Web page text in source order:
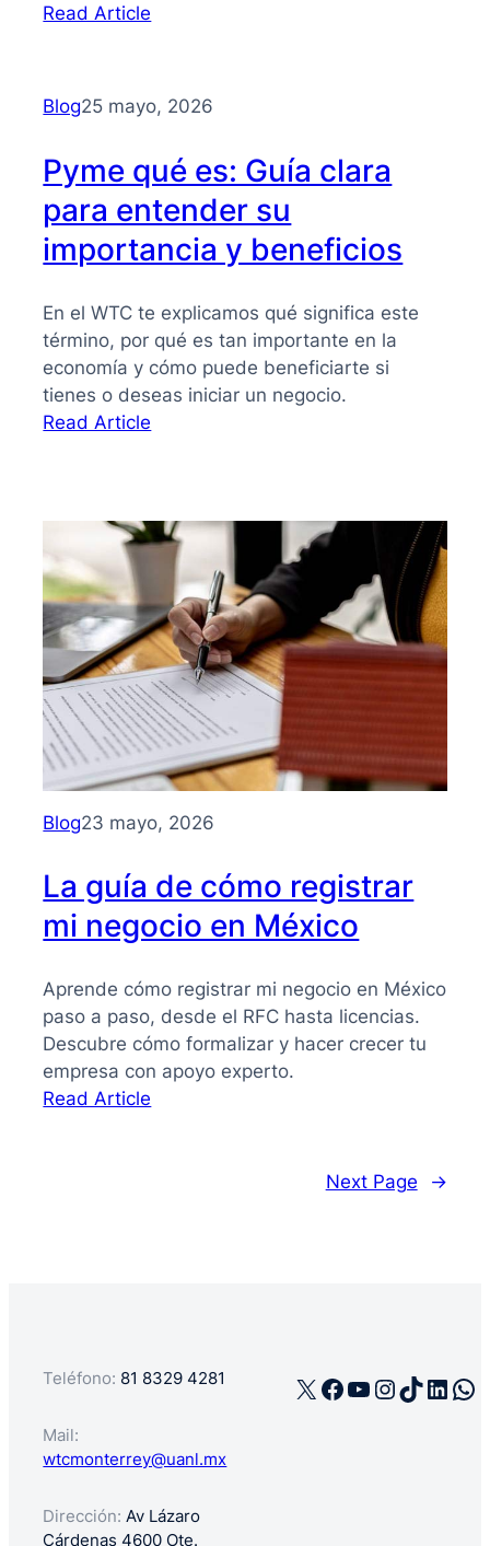
Read Article
para
PYMES
Blog25 mayo, 2026
Pyme qué es: Guía clara
para entender su
importancia y beneficios
En el WTC te explicamos qué significa este
término, por qué es tan importante en la
economía y cómo puede beneficiarte si
tienes o deseas iniciar un negocio.
Read Article
Guía
clara
para
entender
su
importancia
y
beneficios
Blog23 mayo, 2026
La guía de cómo registrar
mi negocio en México
Aprende cómo registrar mi negocio en México
paso a paso, desde el RFC hasta licencias.
Descubre cómo formalizar y hacer crecer tu
empresa con apoyo experto.
Read Article
Next Page →
Teléfono: 81 8329 4281
Mail:
wtcmonterrey@uanl.mx
Dirección: Av Lázaro
Cárdenas 4600 Ote.
X Facebook
YouTube
TikTok